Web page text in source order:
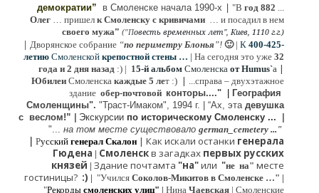
демократии” в Смоленске начала 1990-х | "В год 882 ...
Олег … пришел к Смоленску с кривичами … и посадил в нем
своего мужа" ("Повесть временных лет", Киев, 1110 г.г.)
| Дворянское собрание “по периметру Блонья”! 🙂| К 400-425-
летию Смоленской крепостной стены … | На сегодня это уже 32
года и 2 дня назад :) | 15-й альбом Смоленска от Humus`a |
Юбилеи Смоленска каждые 5 лет :) | ...справа – двухэтажное
здание обер-почтовой конторы...."
Гeография
Cмоленщины". "Траст-Имаком", 1994 г. “Ах, эта девушка
с веслом!”
Экскурсии по историческому Смоленску ...
"... на том месте существовало german_cemetery ..."
| Русский генерал Скалон | Как искали останки генерала
Гюдена | Смоленскв загадках первых русских
князей | Здание почтамта "на"или "не на" месте
гостиницы? :) | "Учился Соколов-Микитов в Смоленске …" |
"Рекорды смоленских улиц" | Нина Чаевская | Смоленские